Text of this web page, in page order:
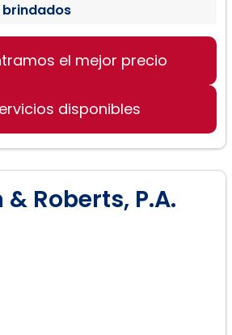
el mejor precio
disponibles
Roberts, P.A.